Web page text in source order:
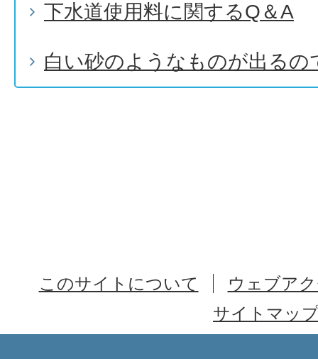
下水道使用料に関するQ＆A
白い砂のようなものが出るの
このサイトについて
ウェブア
サイトマッ